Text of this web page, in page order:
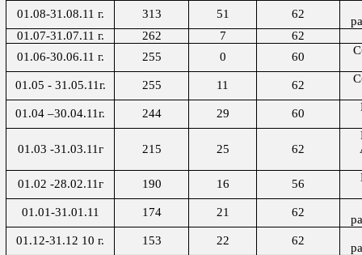
01.08-31.08.11 г.
313 51 62
01.07-31.07.11 г.
262 7
62
01.06-30.06.11 г.
255 0 60
01.05 - 31.05.11г. 255 11 62
01.04 –30.04.11г. 244 29 60
01.03 -31.03.11г 215 25 62
01.02 -28.02.11г 190 16 56
01.01-31.01.11 174 21 62
01.12-31.12 10 г.
153 22 62